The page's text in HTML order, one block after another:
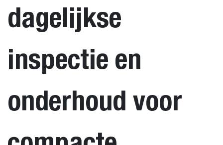
dagelijkse
inspectie en
onderhoud voor